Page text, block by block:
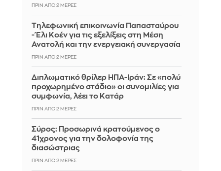
ΠΡΙΝ ΑΠΌ 2 ΜΈΡΕΣ
Τηλεφωνική επικοινωνία Παπασταύρου
- Έλι Κοέν για τις εξελίξεις στη Μέση
Ανατολή και την ενεργειακή συνεργασία
ΠΡΙΝ ΑΠΌ 2 ΜΈΡΕΣ
Διπλωματικό θρίλερ ΗΠΑ-Ιράν: Σε «πολύ
προχωρημένο στάδιο» οι συνομιλίες για
συμφωνία, λέει το Κατάρ
ΠΡΙΝ ΑΠΌ 2 ΜΈΡΕΣ
Σύρος: Προσωρινά κρατούμενος ο
41χρονος για την δολοφονία της
διασώστριας
ΠΡΙΝ ΑΠΌ 2 ΜΈΡΕΣ